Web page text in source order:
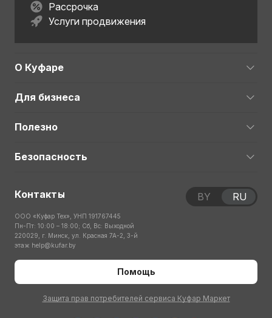
Рассрочка
Услуги продвижения
О Куфаре
Для бизнеса
Полезно
Безопасность
Контакты
ООО «Куфар Тех», УНП 191767445
Пн-Пт: 10:00 – 18:00; Сб, Вс: Выходной
220029, г. Минск, ул. Красная 7А-2, 3-й
этаж help@kufar.by
Помощь
Защита прав потребителей сервиса Куфар Маркет
BY RU